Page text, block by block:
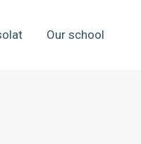
Our school